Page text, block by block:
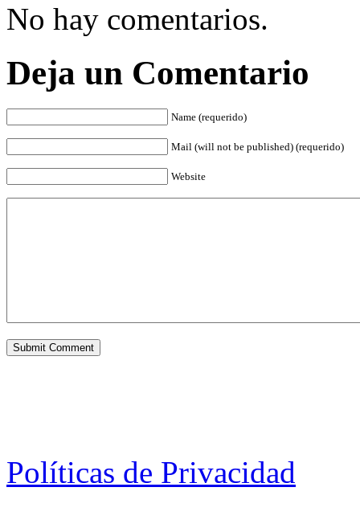
No hay comentarios.
Deja un Comentario
Name (requerido)
Mail (will not be published) (requerido)
Website
Políticas de Privacidad